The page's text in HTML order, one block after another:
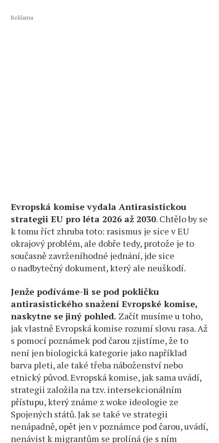
Reklama
Evropská komise vydala Antirasistickou
strategii EU pro léta 2026 až 2030. Chtělo by se
k tomu říct zhruba toto: rasismus je sice v EU
okrajový problém, ale dobře tedy, protože je to
současně zavrženíhodné jednání, jde sice
o nadbytečný dokument, který ale neuškodí.
Jenže podíváme-li se pod pokličku
antirasistického snažení Evropské komise,
naskytne se jiný pohled. Začít musíme u toho,
jak vlastně Evropská komise rozumí slovu rasa. Až
s pomocí poznámek pod čarou zjistíme, že to
není jen biologická kategorie jako například
barva pleti, ale také třeba náboženství nebo
etnický původ. Evropská komise, jak sama uvádí,
strategii založila na tzv. intersekcionálním
přístupu, který známe z woke ideologie ze
Spojených států. Jak se také ve strategii
nenápadně, opět jen v poznámce pod čarou, uvádí,
nenávist k migrantům se prolíná (je s ním